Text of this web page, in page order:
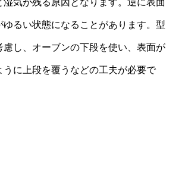
ゆるい状態になることがあります。型
慮し、オーブンの下段を使い、表面が
うに上段を覆うなどの工夫が必要で